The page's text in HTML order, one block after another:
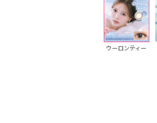
ウーロンティー